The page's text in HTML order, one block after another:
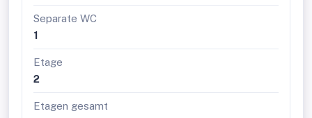
Wohnungsgrößen zwischen 37 und 165 m²
Kellerabteile mit Lademöglichkeit für E-Bikes
Kinderwagen- und Fahrradabstellraum
Die Ausstattung
Separate WC
1
Etage
2
Etagen gesamt